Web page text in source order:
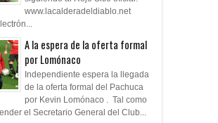
www.lacalderadeldiablo.net
A la espera de la oferta formal
por Lomónaco
Independiente espera la llegada
de la oferta formal del Pachuca
por Kevin Lomónaco . Tal como
el Secretario General del Club...